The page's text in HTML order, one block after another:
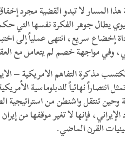
هذا المسار لا تبدو القضية مجرد
يطال جوهر الفكرة نفسها التي
إخضاع سريع، انتهى عملياً إلى
وفي مواجهة خصم لم يتعامل مع
مذكرة التفاهم الامريكية –
انتصاراً نهائياً للدبلوماسية
وحين تنتقل واشنطن من
الإيراني، فإنها لا تغير موقفها من
القرن الماضي.